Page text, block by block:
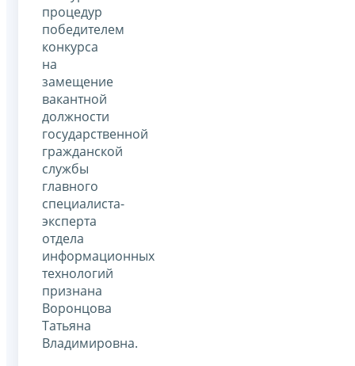
процедур
победителем
конкурса
на
замещение
вакантной
должности
государственной
гражданской
службы
главного
специалиста-
эксперта
отдела
информационных
технологий
признана
Воронцова
Татьяна
Владимировна.